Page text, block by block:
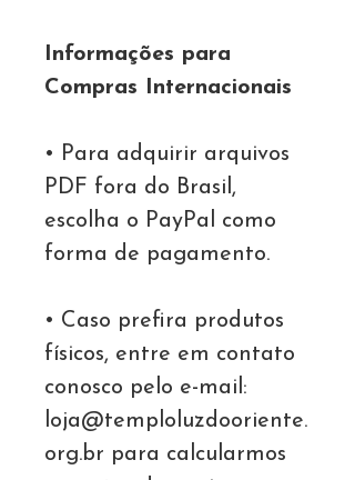
Informações para
Compras Internacionais
• Para adquirir arquivos
PDF fora do Brasil,
escolha o PayPal como
forma de pagamento.
• Caso prefira produtos
físicos, entre em contato
conosco pelo e-mail:
loja@temploluzdooriente.
org.br para calcularmos